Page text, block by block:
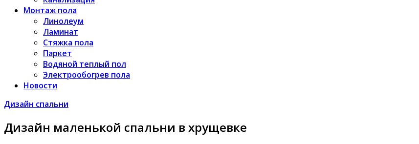
Монтаж пола
Линолеум
Ламинат
Стяжка пола
Паркет
Водяной теплый пол
Электрообогрев пола
Новости
Дизайн спальни
Дизайн маленькой спальни в хрущевке